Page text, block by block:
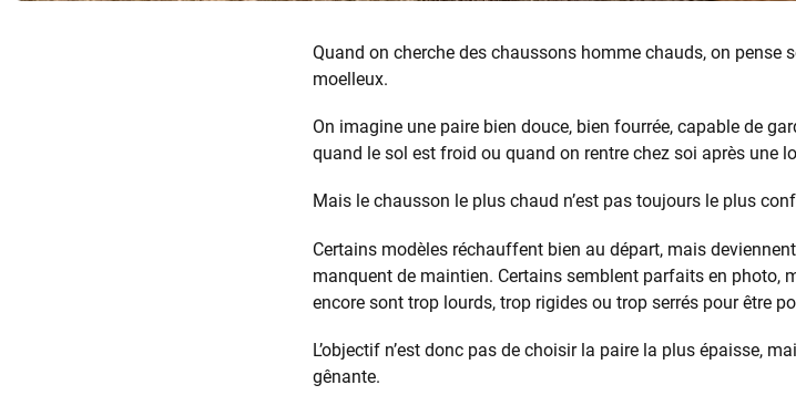
Quand on cherche des chaussons homme chauds, on pense
moelleux.
On imagine une paire bien douce, bien fourrée, capable de
quand le sol est froid ou quand on rentre chez soi après une
Mais le chausson le plus chaud n’est pas toujours le plus
Certains modèles réchauffent bien au départ, mais
manquent de maintien. Certains semblent parfaits en photo,
encore sont trop lourds, trop rigides ou trop serrés pour être
L’objectif n’est donc pas de choisir la paire la plus épaisse,
gênante.